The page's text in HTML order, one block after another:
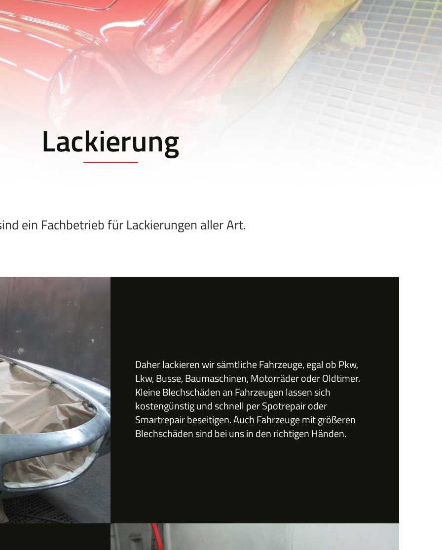
Lackierung
ein Fachbetrieb für Lackierungen aller Art.
Daher lackieren wir sämtliche Fahrzeuge, egal ob Pkw,
Lkw, Busse, Baumaschinen, Motorräder oder Oldtimer.
Kleine Blechschäden an Fahrzeugen lassen sich
kostengünstig und schnell per Spotrepair oder
Smartrepair beseitigen. Auch Fahrzeuge mit größeren
Blechschäden sind bei uns in den richtigen Händen.